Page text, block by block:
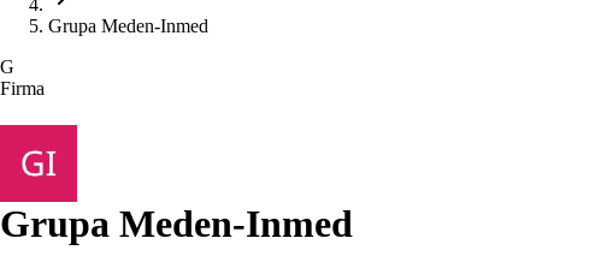
Grupa Meden-Inmed
G
Firma
Grupa Meden-Inmed